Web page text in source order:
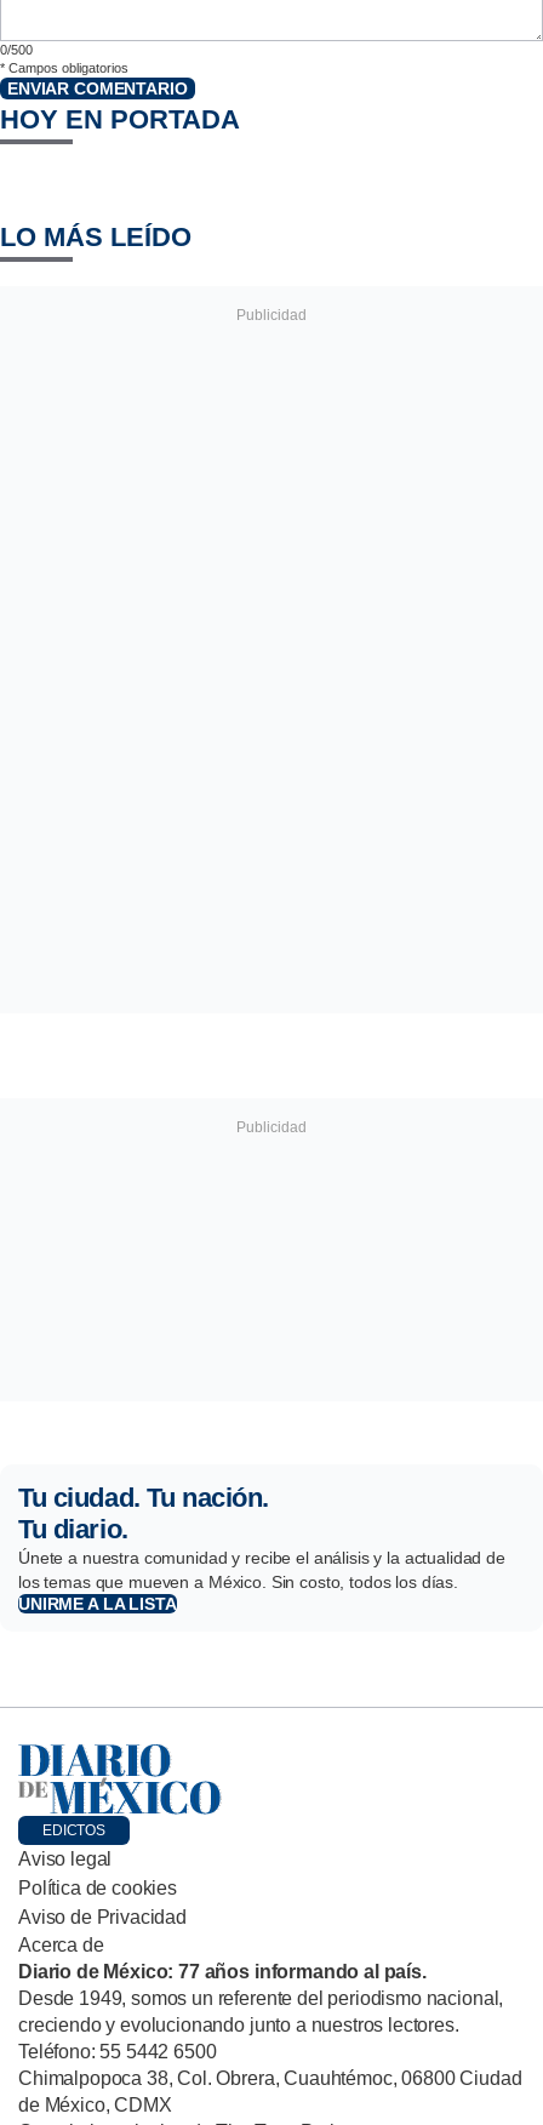
0/500
* Campos obligatorios
ENVIAR COMENTARIO
HOY EN PORTADA
LO MÁS LEÍDO
Tu ciudad. Tu nación.
Tu diario.
Únete a nuestra comunidad y recibe el análisis y la actualidad de
los temas que mueven a México. Sin costo, todos los días.
UNIRME A LA LISTA
EDICTOS
Aviso legal
Política de cookies
Aviso de Privacidad
Acerca de
Diario de México: 77 años informando al país.
Desde 1949, somos un referente del periodismo nacional,
creciendo y evolucionando junto a nuestros lectores.
Teléfono: 55 5442 6500
Chimalpopoca 38, Col. Obrera, Cuauhtémoc, 06800 Ciudad
de México, CDMX